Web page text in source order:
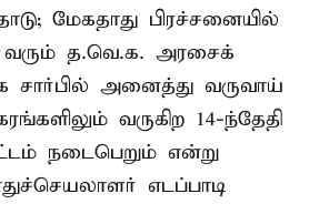
மேகதாது பிரச்சனையில்
வரும் த.வெ.க. அரசைக்
சார்பில் அனைத்து வருவாய்
வருகிற 14-ந்தேதி
நடைபெறும் என்று
எடப்பாடி